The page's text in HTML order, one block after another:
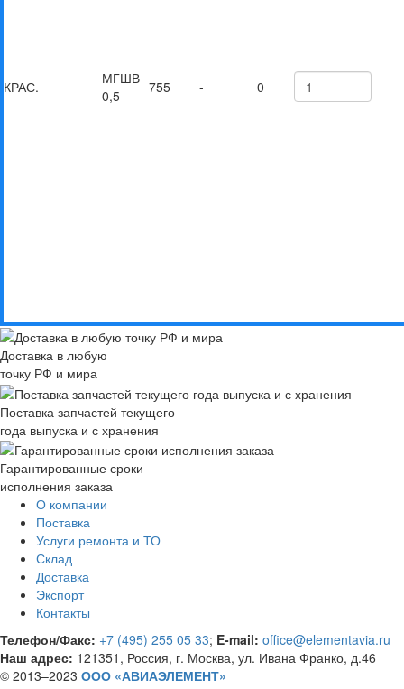
КРАС.
МГШВ
0,5
755 - 0
Доставка в любую
точку РФ и мира
Поставка запчастей текущего
года выпуска и с хранения
Гарантированные сроки
исполнения заказа
О компании
Поставка
Услуги ремонта и ТО
Склад
Доставка
Экспорт
Контакты
Телефон/Факс: +7 (495) 255 05 33; E-mail: office@elementavia.ru
Наш адрес: 121351, Россия, г. Москва, ул. Ивана Франко, д.46
© 2013–2023 ООО «АВИАЭЛЕМЕНТ»